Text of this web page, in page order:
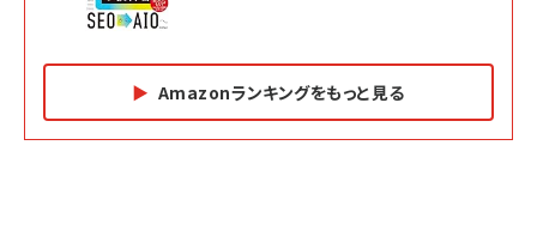
Amazonランキングをもっと見る